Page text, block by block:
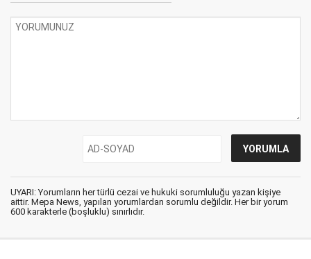
UYARI: Yorumların her türlü cezai ve hukuki sorumluluğu yazan kişiye
aittir. Mepa News, yapılan yorumlardan sorumlu değildir. Her bir yorum
600 karakterle (boşluklu) sınırlıdır.